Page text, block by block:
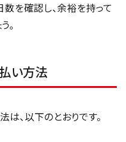
を確認し、余裕を持って
。
い方法
は、以下のとおりです。